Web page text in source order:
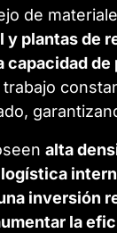
de
y plantas de
capacidad de
alta
inversión
la